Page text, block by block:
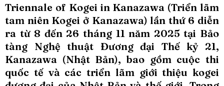
Triennale of Kogei in Kanazawa (Triển lãm
tam niên Kogei ở Kanazawa) lần thứ 6 diễn
ra từ 8 đến 26 tháng 11 năm 2025 tại Bảo
tàng Nghệ thuật Đương đại Thế kỷ 21,
Kanazawa (Nhật Bản), bao gồm cuộc thi
quốc tế và các triển lãm giới thiệu kogei